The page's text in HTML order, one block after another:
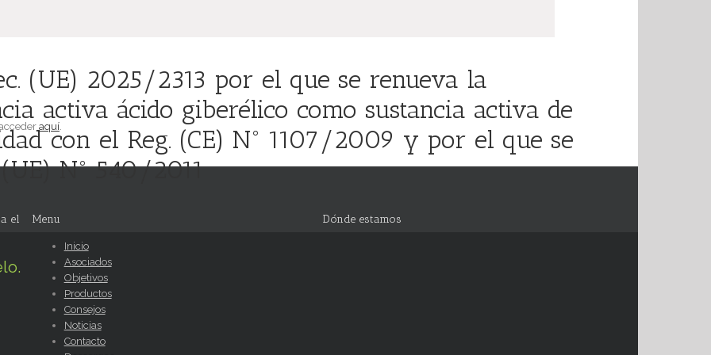
(UE) 2025/2313 por el que se renueva la
activa ácido giberélico como sustancia activa de
con el Reg. (CE) N° 1107/2009 y por el que se
N° 540/2011
aquí.
el
Menu
Inicio
Asociados
Objetivos
Productos
Consejos
Noticias
Contacto
Dónde estamos